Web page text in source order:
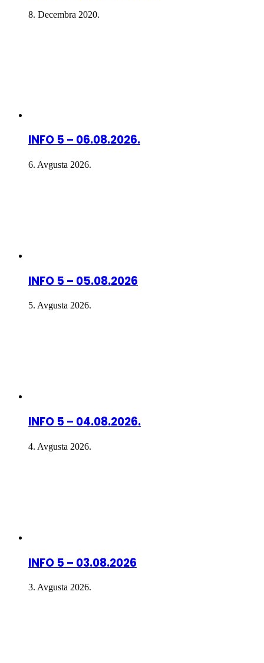
8. Decembra 2020.
INFO 5 – 06.08.2026.
6. Avgusta 2026.
INFO 5 – 05.08.2026
5. Avgusta 2026.
INFO 5 – 04.08.2026.
4. Avgusta 2026.
INFO 5 – 03.08.2026
3. Avgusta 2026.